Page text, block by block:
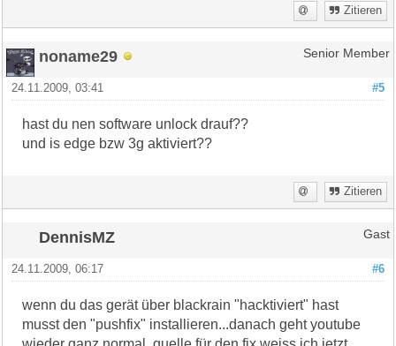
Zitieren
noname29 Senior Member
#5
24.11.2009, 03:41
hast du nen software unlock drauf??
und is edge bzw 3g aktiviert??
Zitieren
DennisMZ Gast
#6
24.11.2009, 06:17
wenn du das gerät über blackrain "hacktiviert" hast
musst den "pushfix" installieren...danach geht youtube